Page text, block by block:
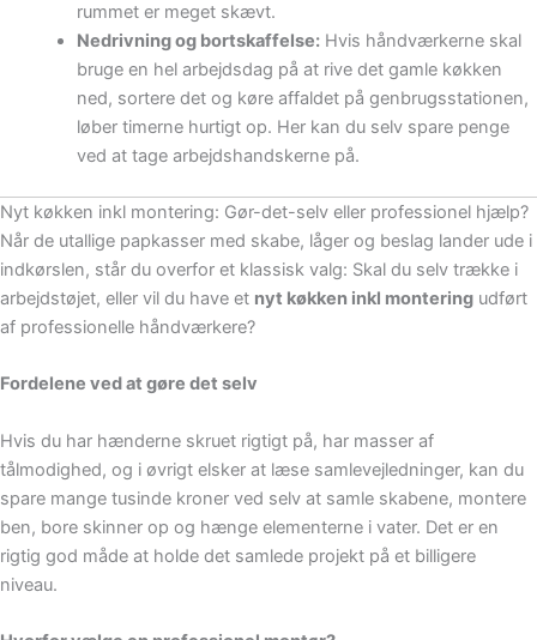
rummet er meget skævt.
Nedrivning og bortskaffelse:Hvis håndværkerne skal
bruge en hel arbejdsdag på at rive det gamle køkken
ned, sortere det og køre affaldet på genbrugsstationen,
løber timerne hurtigt op. Her kan du selv spare penge
ved at tage arbejdshandskerne på.
Nyt køkken inkl montering: Gør-det-selv eller professionel hjælp?
Når de utallige papkasser med skabe, låger og beslag lander ude i
indkørslen, står du overfor et klassisk valg: Skal du selv trække i
arbejdstøjet, eller vil du have et nyt køkken inkl montering udført
af professionelle håndværkere?
Fordelene ved at gøre det selv
Hvis du har hænderne skruet rigtigt på, har masser af
tålmodighed, og i øvrigt elsker at læse samlevejledninger, kan du
spare mange tusinde kroner ved selv at samle skabene, montere
ben, bore skinner op og hænge elementerne i vater. Det er en
rigtig god måde at holde det samlede projekt på et billigere
niveau.